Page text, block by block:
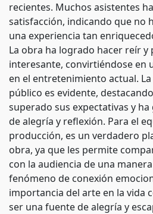
recientes. Muchos asistentes
satisfacción, indicando que no
una experiencia tan
La obra ha logrado hacer reír
interesante, convirtiéndose en
en el entretenimiento actual.
público es evidente,
superado sus expectativas y
de alegría y reflexión. Para el
producción, es un verdadero
obra, ya que les permite
con la audiencia de una
fenómeno de conexión
importancia del arte en la vida
ser una fuente de alegría y